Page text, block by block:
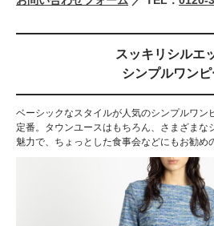
スッキリシルエ
シンプルワンピ
ベーシックなスタイルが人気のシンプルワン
定番。タウンユースはもちろん、さまざまな
魅力で、ちょっとした食事会などにもお勧め